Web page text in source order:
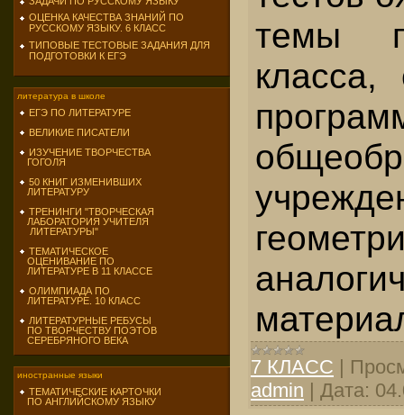
ОЦЕНКА КАЧЕСТВА ЗНАНИЙ ПО
РУССКОМУ ЯЗЫКУ. 6 КЛАСС
ТИПОВЫЕ ТЕСТОВЫЕ ЗАДАНИЯ ДЛЯ
ПОДГОТОВКИ К ЕГЭ
литература в школе
ЕГЭ ПО ЛИТЕРАТУРЕ
ВЕЛИКИЕ ПИСАТЕЛИ
ИЗУЧЕНИЕ ТВОРЧЕСТВА
ГОГОЛЯ
50 КНИГ ИЗМЕНИВШИХ
ЛИТЕРАТУРУ
ТРЕНИНГИ "ТВОРЧЕСКАЯ
ЛАБОРАТОРИЯ УЧИТЕЛЯ
ЛИТЕРАТУРЫ"
ТЕМАТИЧЕСКОЕ
ОЦЕНИВАНИЕ ПО
ЛИТЕРАТУРЕ В 11 КЛАССЕ
ОЛИМПИАДА ПО
ЛИТЕРАТУРЕ. 10 КЛАСС
ЛИТЕРАТУРНЫЕ РЕБУСЫ
ПО ТВОРЧЕСТВУ ПОЭТОВ
СЕРЕБРЯНОГО ВЕКА
иностранные языки
ТЕМАТИЧЕСКИЕ КАРТОЧКИ
ПО АНГЛИЙСКОМУ ЯЗЫКУ
темы
класса,
7 КЛАСС |
admin | Дата: